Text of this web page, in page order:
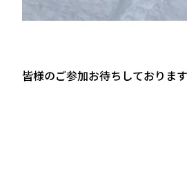
皆様のご参加お待ちしております